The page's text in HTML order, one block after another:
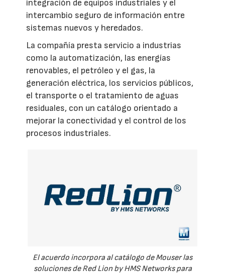
integración de equipos industriales y el
intercambio seguro de información entre
sistemas nuevos y heredados.
La compañía presta servicio a industrias
como la automatización, las energías
renovables, el petróleo y el gas, la
generación eléctrica, los servicios públicos,
el transporte o el tratamiento de aguas
residuales, con un catálogo orientado a
mejorar la conectividad y el control de los
procesos industriales.
El acuerdo incorpora al catálogo de Mouser las
soluciones de Red Lion by HMS Networks para